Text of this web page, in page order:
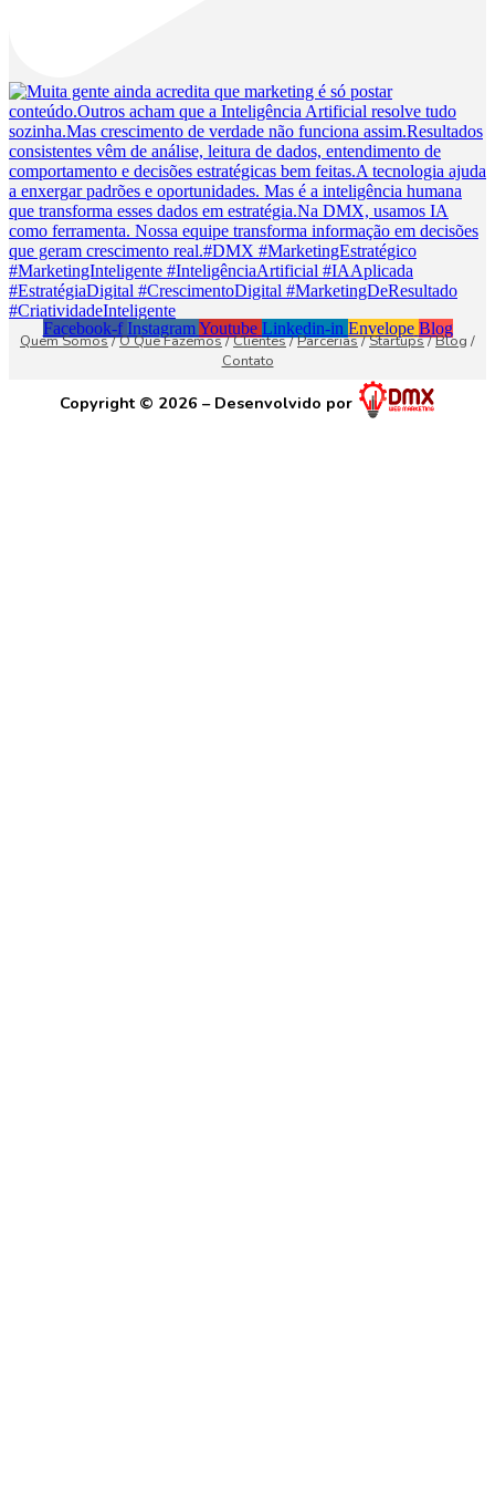
Facebook-f Instagram Youtube Linkedin-in Envelope Blog
Quem Somos/O Que Fazemos/Clientes/Parcerias/Startups/Blog /
Contato
Copyright © 2026 – Desenvolvido por